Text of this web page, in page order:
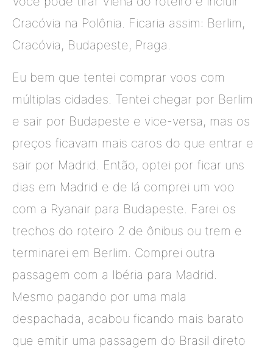
Cracóvia na Polônia. Ficaria assim: Berlim,
Cracóvia, Budapeste, Praga.
Eu bem que tentei comprar voos com
múltiplas cidades. Tentei chegar por Berlim
e sair por Budapeste e vice-versa, mas os
preços ficavam mais caros do que entrar e
sair por Madrid. Então, optei por ficar uns
dias em Madrid e de lá comprei um voo
com a Ryanair para Budapeste. Farei os
trechos do roteiro 2 de ônibus ou trem e
terminarei em Berlim. Comprei outra
passagem com a Ibéria para Madrid.
Mesmo pagando por uma mala
despachada, acabou ficando mais barato
que emitir uma passagem do Brasil direto